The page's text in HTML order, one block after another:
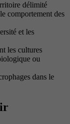
délimité
comportement des
et les
les cultures
ou
dans le